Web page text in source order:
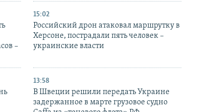
–
15:02
Российский дрон атаковал маршрутку в
Херсоне, пострадали пять человек –
украинские власти
13:58
В Швеции решили передать Украине
задержанное в марте грузовое судно